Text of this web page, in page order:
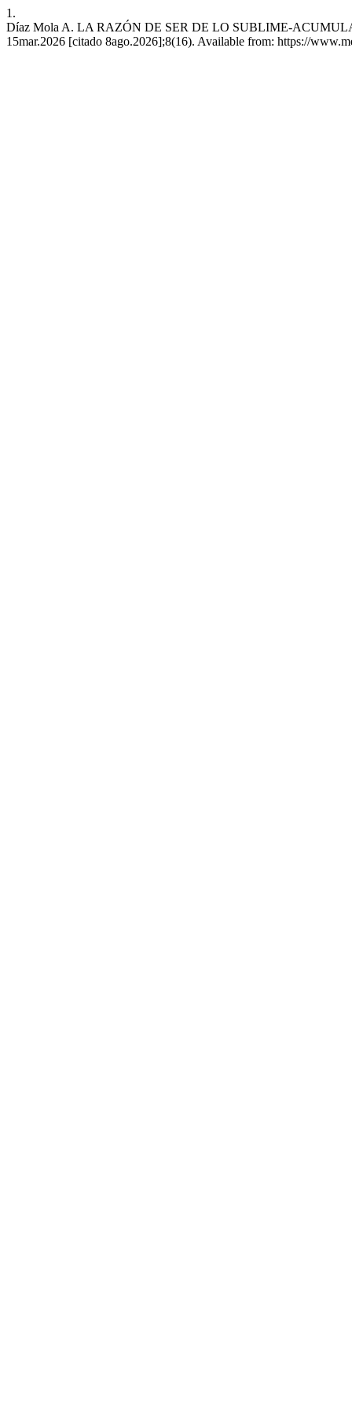
1.
Díaz Mola A. LA RAZÓN DE SER DE LO SUBLIME-
15mar.2026 [citado 8ago.2026];8(16). Available from: https://